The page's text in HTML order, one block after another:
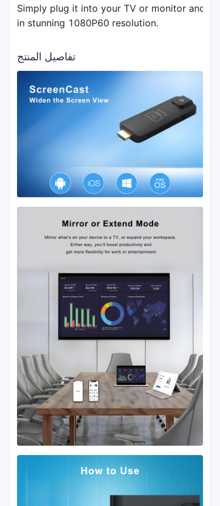
Simply plug it into your TV or monitor and
in stunning 1080P60 resolution.
تفاصيل المنتج